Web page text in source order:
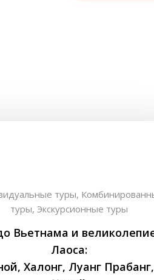
туры,
туры, Экскурсионные туры
Вьетнама и
Лаоса:
Халонг, Луанг Прабанг,